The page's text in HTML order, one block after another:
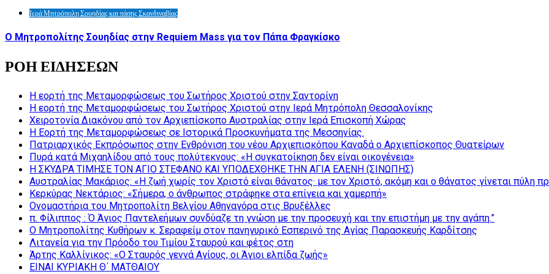
Ιερά Μητρόπολη Σουηδίας και πάσης Σκανδιναβίας
Ο Μητροπολίτης Σουηδίας στην Requiem Mass για τον Πάπα Φραγκίσκο
ΡΟΗ ΕΙΔΗΣΕΩΝ
Η εορτή της Μεταμορφώσεως του Σωτήρος Χριστού στην Σαντορίνη
Η εορτή της Μεταμορφώσεως του Σωτήρος Χριστού στην Ιερά Μητρόπολη Θεσσαλονίκης
Χειροτονία Διακόνου από τον Αρχιεπίσκοπο Αυστραλίας στην Ιερά Επισκοπή Χώρας
Η Εορτή της Μεταμορφώσεως σε Ιστορικά Προσκυνήματα της Μεσσηνίας.
Πατριαρχικός Εκπρόσωπος στην Ενθρόνιση του νέου Αρχιεπισκόπου Καναδά ο Αρχιεπίσκοπος Θυατείρων
Πυρά κατά Μιχαηλίδου από τους πολύτεκνους: «Η συγκατοίκηση δεν είναι οικογένεια»
Η ΣΚΥΔΡΑ ΤΙΜΗΣΕ ΤΟΝ ΑΓΙΟ ΣΤΕΦΑΝΟ ΚΑΙ ΥΠΟΔΕΧΘΗΚΕ ΤΗΝ ΑΓΙΑ ΕΛΕΝΗ (ΣΙΝΩΠΗΣ)
Αυστραλίας Μακάριος: «Η ζωή χωρίς τον Χριστό είναι θάνατος· με τον Χριστό, ακόμη και ο θάνατος γίνεται πύλη
Κερκύρας Νεκτάριος: «Σήμερα, ο άνθρωπος στράφηκε στα επίγεια και χαμερπή»
Ονομαστήρια του Μητροπολίτη Βελγίου Αθηναγόρα στις Βρυξέλλες
π. Φίλιππος : Ό Άγιος Παντελεήμων συνδύαζε τη γνώση με την προσευχή και την επιστήμη με την αγάπη.”
Ο Μητροπολίτης Κυθήρων κ. Σεραφείμ στον πανηγυρικό Εσπερινό της Αγίας Παρασκευής Καρδίτσης
Λιτανεία για την Πρόοδο του Τιμίου Σταυρού και φέτος στη
Άρτης Καλλίνικος: «Ο Σταυρός γεννά Αγίους, οι Άγιοι ελπίδα ζωής»
ΕΙΝΑΙ ΚΥΡΙΑΚΗ Θ΄ ΜΑΤΘΑΙΟΥ